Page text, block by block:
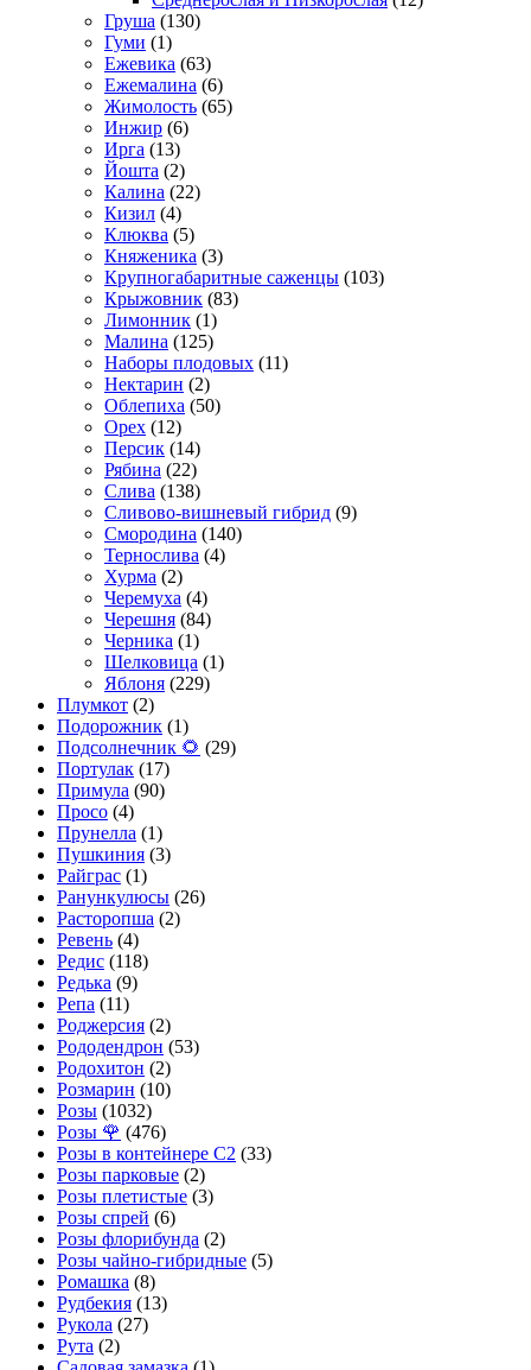
Груша (130)
Гуми (1)
Ежевика (63)
Ежемалина (6)
Жимолость (65)
Инжир (6)
Ирга (13)
Йошта (2)
Калина (22)
Кизил (4)
Клюква (5)
Княженика (3)
Крупногабаритные саженцы (103)
Крыжовник (83)
Лимонник (1)
Малина (125)
Наборы плодовых (11)
Нектарин (2)
Облепиха (50)
Орех (12)
Персик (14)
Рябина (22)
Слива (138)
Сливово-вишневый гибрид (9)
Смородина (140)
Тернослива (4)
Хурма (2)
Черемуха (4)
Черешня (84)
Черника (1)
Шелковица (1)
Яблоня (229)
Плумкот (2)
Подорожник (1)
Подсолнечник 🌻 (29)
Портулак (17)
Примула (90)
Просо (4)
Прунелла (1)
Пушкиния (3)
Райграс (1)
Ранункулюсы (26)
Расторопша (2)
Ревень (4)
Редис (118)
Редька (9)
Репа (11)
Роджерсия (2)
Рододендрон (53)
Родохитон (2)
Розмарин (10)
Розы (1032)
Розы 🌹 (476)
Розы в контейнере С2 (33)
Розы парковые (2)
Розы плетистые (3)
Розы спрей (6)
Розы флорибунда (2)
Розы чайно-гибридные (5)
Ромашка (8)
Рудбекия (13)
Рукола (27)
Рута (2)